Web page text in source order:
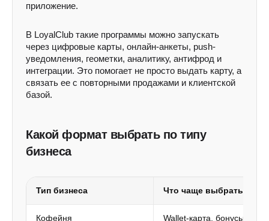
приложение.
В LoyalClub такие программы можно запускать
через цифровые карты, онлайн-анкеты, push-
уведомления, геометки, аналитику, антифрод и
интеграции. Это помогает не просто выдать карту, а
связать ее с повторными продажами и клиентской
базой.
Какой формат выбрать по типу
бизнеса
Тип бизнеса Что чаще выбрать
Кофейня Wallet-карта, бонусы, push